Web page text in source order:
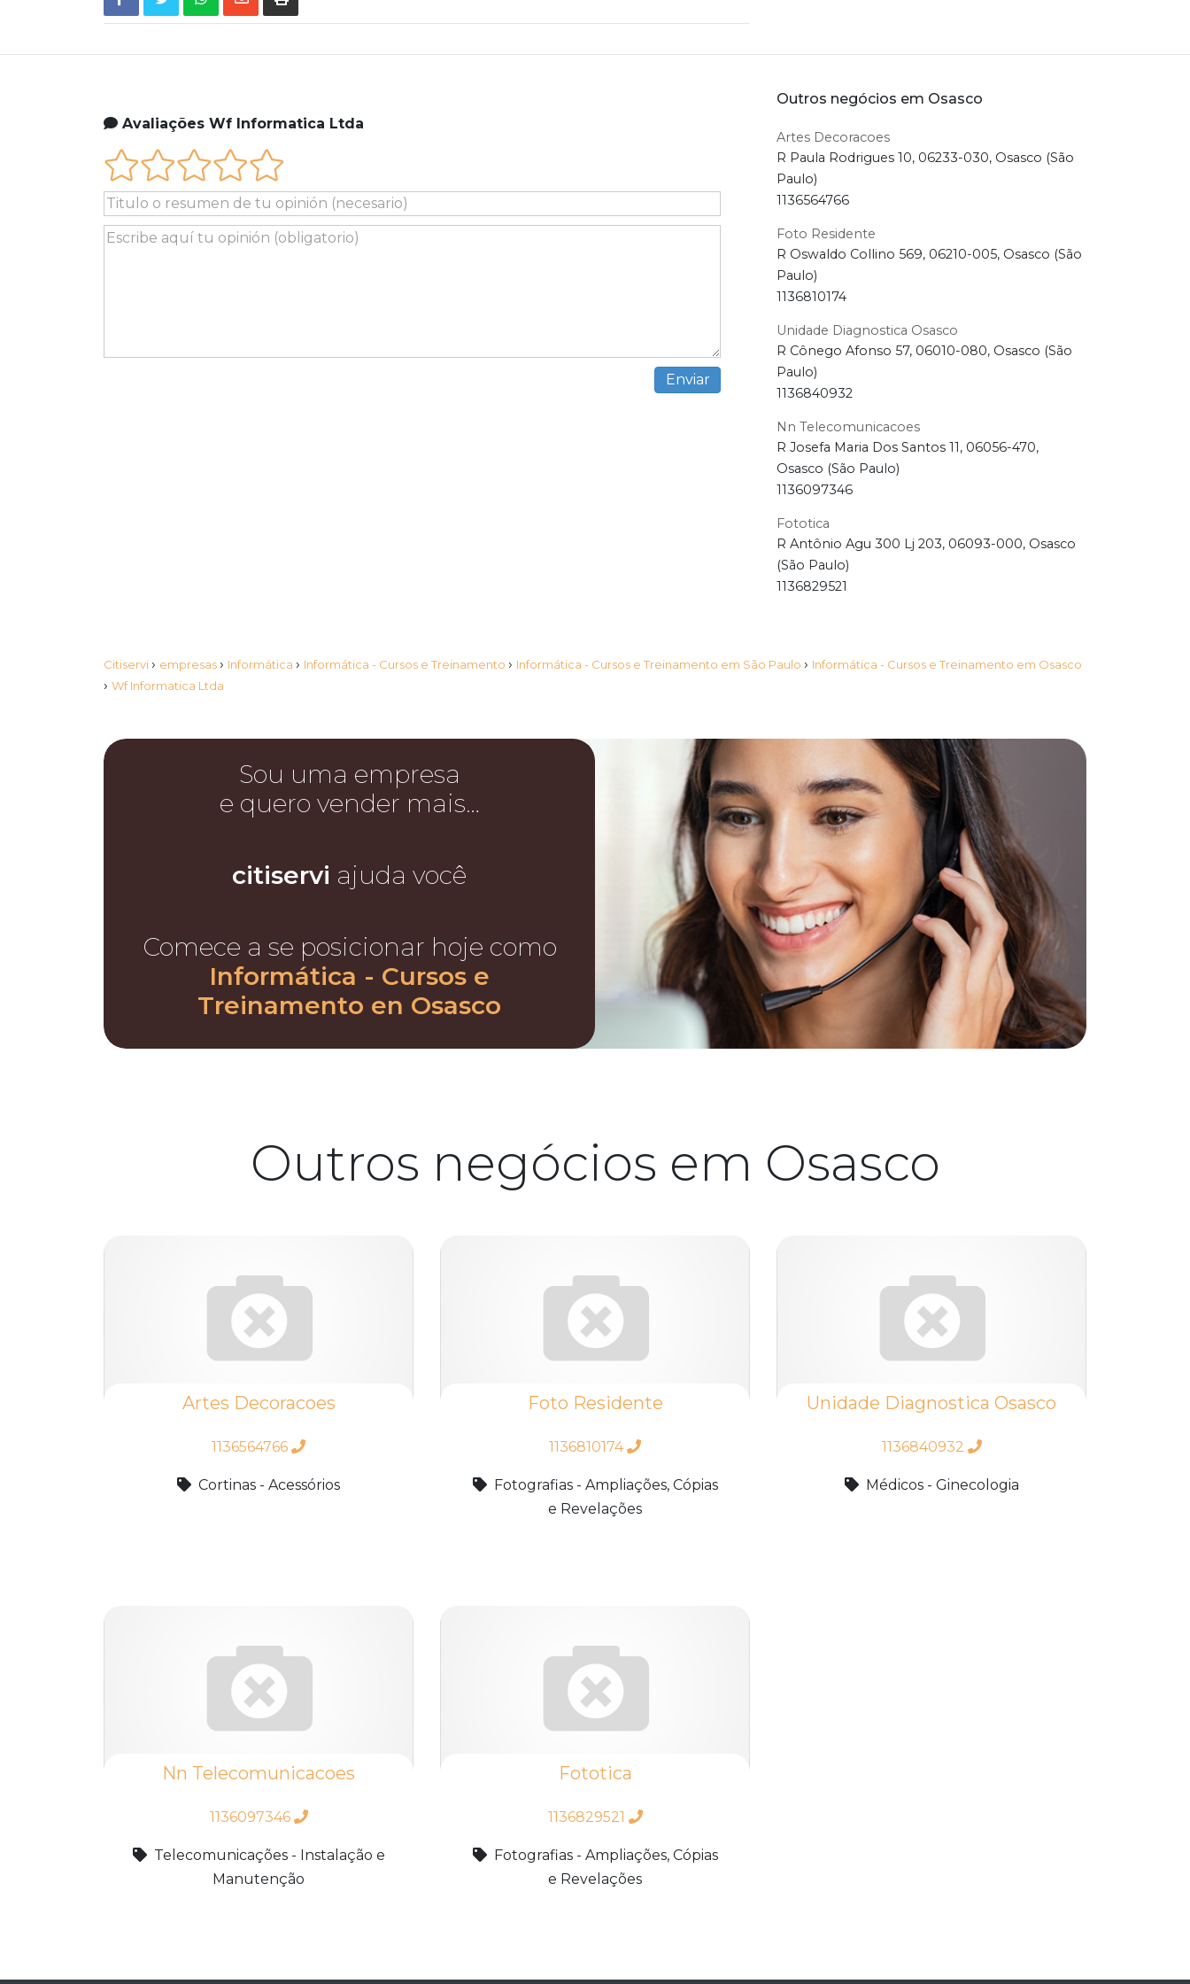
Avaliações Wf Informatica Ltda
Outros negócios em Osasco
Artes Decoracoes
R Paula Rodrigues 10, 06233-030, Osasco (São
Paulo)
1136564766
Foto Residente
R Oswaldo Collino 569, 06210-005, Osasco (São
Paulo)
1136810174
Unidade Diagnostica Osasco
R Cônego Afonso 57, 06010-080, Osasco (São
Paulo)
1136840932
Nn Telecomunicacoes
R Josefa Maria Dos Santos 11, 06056-470,
Osasco (São Paulo)
1136097346
Fototica
R Antônio Agu 300 Lj 203, 06093-000, Osasco
(São Paulo)
1136829521
Citiservi › empresas › Informática › Informática - Cursos e Treinamento › Informática - Cursos e Treinamento em São Paulo › Informática - Cursos e Treinamento em Osasco
› Wf Informatica Ltda
Sou uma empresa
e quero vender mais…
citiservi ajuda você
Comece a se posicionar hoje como
Informática - Cursos e
Treinamento en Osasco
Outros negócios em Osasco
Artes Decoracoes
1136564766
Cortinas - Acessórios
Foto Residente
1136810174
Fotografias - Ampliações, Cópias
e Revelações
Unidade Diagnostica Osasco
1136840932
Médicos - Ginecologia
Nn Telecomunicacoes
1136097346
Telecomunicações - Instalação e
Manutenção
Fototica
1136829521
Fotografias - Ampliações, Cópias
e Revelações